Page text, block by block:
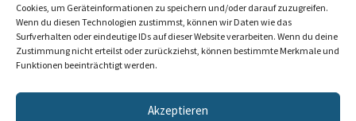
Cookies, um Geräteinformationen zu speichern und/oder darauf zuzugreifen.
Wenn du diesen Technologien zustimmst, können wir Daten wie das
Surfverhalten oder eindeutige IDs auf dieser Website verarbeiten. Wenn du deine
Zustimmung nicht erteilst oder zurückziehst, können bestimmte Merkmale und
Funktionen beeinträchtigt werden.
Akzeptieren
mitarbeiterkarten24.de © 2025-2026
Impressum